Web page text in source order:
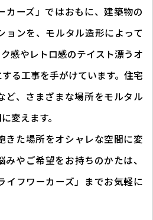
カーズ」ではおもに、建築物の
ョンを、モルタル造形によって
感やレトロ感のテイスト漂うオ
る工事を手がけています。住宅
ど、さまざまな場所をモルタル
変えます。
きた場所をオシャレな空間に変
やご希望をお持ちのかたは、
イフワーカーズ」までお気軽に